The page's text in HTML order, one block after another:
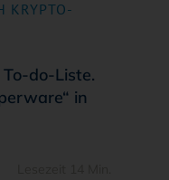
KRYPTO-
do-Liste.
in